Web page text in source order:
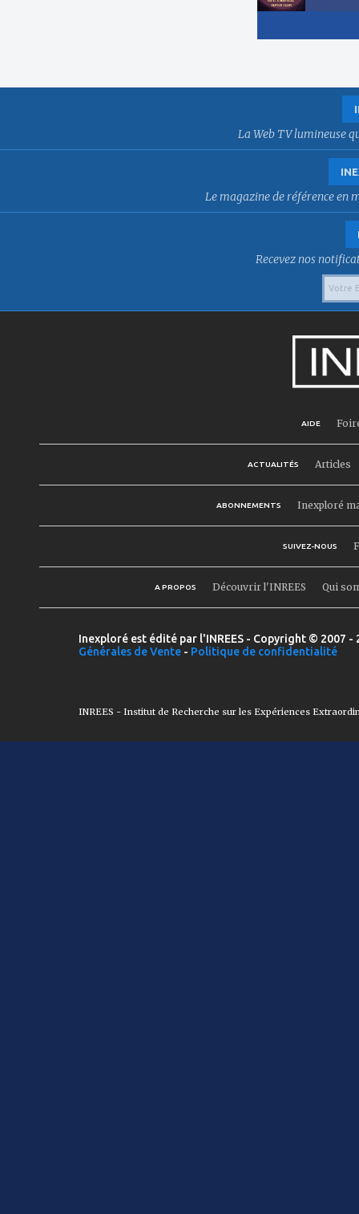
La Web TV lumineuse
Le magazine de référence en
Recevez nos
AIDE
ACTUALITÉS Articles
ABONNEMENTS Inexploré
SUIVEZ-NOUS
A PROPOS Découvrir l'INREES Qui
Inexploré est édité par l'INREES - Copyright © 2007
Générales de Vente - Politique de confidentialité
INREES - Institut de Recherche sur les Expériences